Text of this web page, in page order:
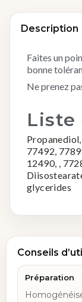
Description
Faites un
bonne
Ne prenez
Liste
77492,
12490, ,
glycerides
Conseils
Préparation